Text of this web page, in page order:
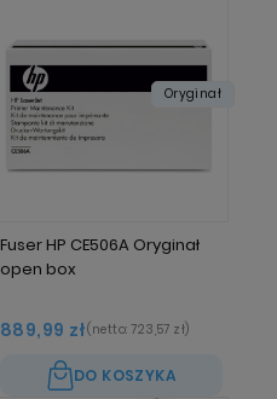
Fuser HP CE506A Oryginał
open box
889,99 zł(netto: 723,57 zł)
DO KOSZYKA
Oryginał